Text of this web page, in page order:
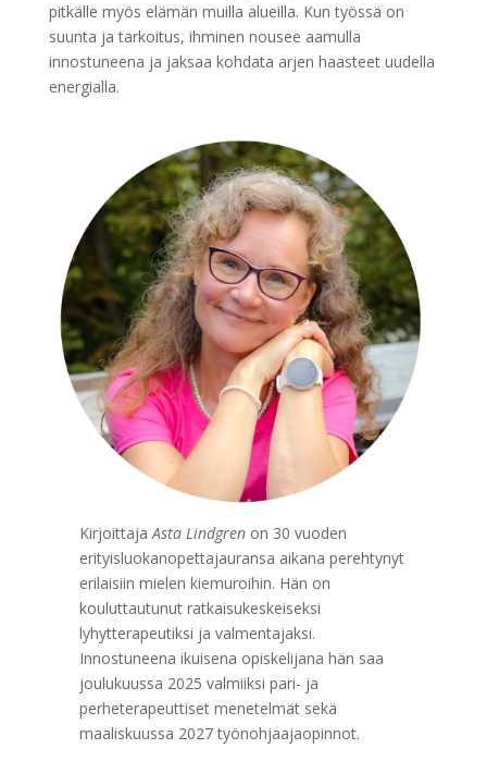
pitkälle myös elämän muilla alueilla. Kun työssä on
suunta ja tarkoitus, ihminen nousee aamulla
innostuneena ja jaksaa kohdata arjen haasteet uudella
energialla.
KirjoittajaAsta Lindgren on 30 vuoden
erityisluokanopettajauransa aikana perehtynyt
erilaisiin mielen kiemuroihin. Hän on
kouluttautunut ratkaisukeskeiseksi
lyhytterapeutiksi ja valmentajaksi.
Innostuneena ikuisena opiskelijana hän saa
joulukuussa 2025 valmiiksi pari- ja
perheterapeuttiset menetelmät sekä
maaliskuussa 2027 työnohjaajaopinnot.